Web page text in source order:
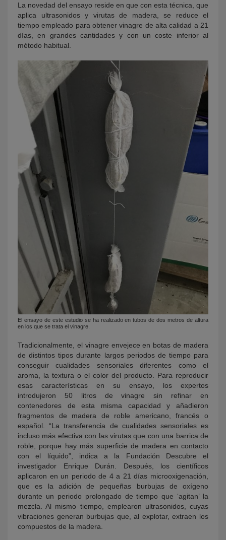
La novedad del ensayo reside en que con esta técnica, que
aplica ultrasonidos y virutas de madera, se reduce el
tiempo empleado para obtener vinagre de alta calidad a 21
días, en grandes cantidades y con un coste inferior al
método habitual.
El ensayo de este estudio se ha realizado en tubos de dos metros de altura
en los que se trata el vinagre.
Tradicionalmente, el vinagre envejece en botas de madera
de distintos tipos durante largos periodos de tiempo para
conseguir cualidades sensoriales diferentes como el
aroma, la textura o el color del producto. Para reproducir
esas características en su ensayo, los expertos
introdujeron 50 litros de vinagre sin refinar en
contenedores de esta misma capacidad y añadieron
fragmentos de madera de roble americano, francés o
español. “La transferencia de cualidades sensoriales es
incluso más efectiva con las virutas que con una barrica de
roble, porque hay más superficie de madera en contacto
con el líquido”, indica a la Fundación Descubre el
investigador Enrique Durán. Después, los científicos
aplicaron en un periodo de 4 a 21 días microoxigenación,
que es la adición de pequeñas burbujas de oxígeno
durante un periodo prolongado de tiempo que ‘agitan’ la
mezcla. Al mismo tiempo, emplearon ultrasonidos, cuyas
vibraciones generan burbujas que, al explotar, extraen los
compuestos de la madera.